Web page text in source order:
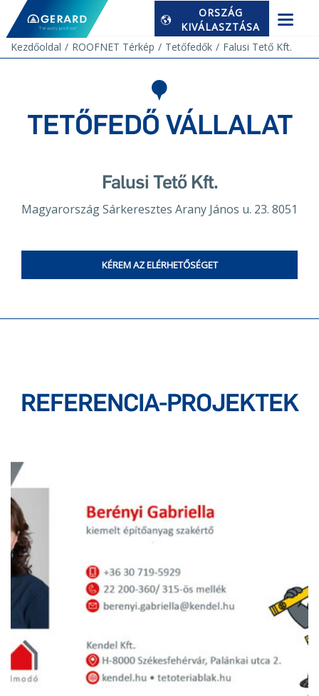
ORSZÁG
KIVÁLASZTÁSA
Kezdőoldal
ROOFNET Térkép Tetőfedők Falusi Tető Kft.
TETŐFEDŐ VÁLLALAT
Falusi Tető Kft.
Magyarország Sárkeresztes Arany János u. 23. 8051
KÉREM AZ ELÉRHETŐSÉGET
REFERENCIA-PROJEKTEK